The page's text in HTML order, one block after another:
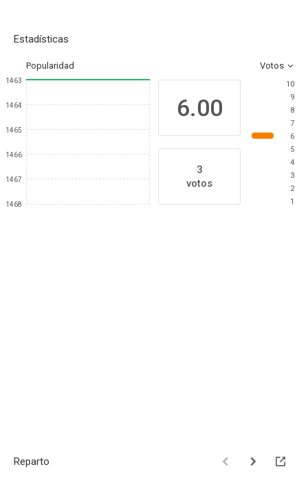
Estadísticas
Popularidad Votos
1463
1464
1465
1466
1467
1468
6.00
3
votos
10
9
8
7
6
5
4
3
2
1
Reparto